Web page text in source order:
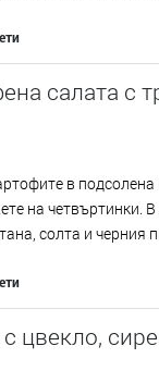
салата с
в подсолена
на четвъртинки.
солта и черния
цвекло,